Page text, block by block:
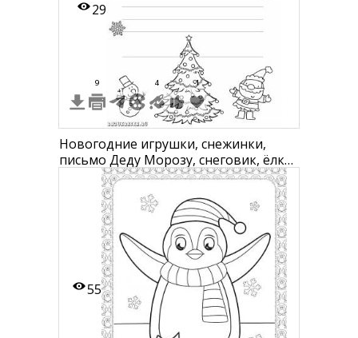
29
9 4 1
Новогодние игрушки, снежинки,
письмо Деду Морозу, снеговик, ёлка,
Санта Клаус
55